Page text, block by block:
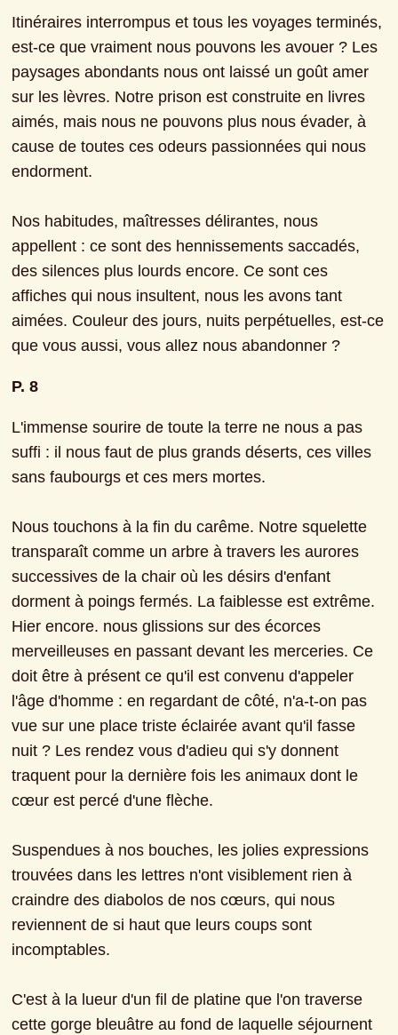
Itinéraires interrompus et tous les voyages terminés,
est-ce que vraiment nous pouvons les avouer ? Les
paysages abondants nous ont laissé un goût amer
sur les lèvres. Notre prison est construite en livres
aimés, mais nous ne pouvons plus nous évader, à
cause de toutes ces odeurs passionnées qui nous
endorment.
Nos habitudes, maîtresses délirantes, nous
appellent : ce sont des hennissements saccadés,
des silences plus lourds encore. Ce sont ces
affiches qui nous insultent, nous les avons tant
aimées. Couleur des jours, nuits perpétuelles, est-ce
que vous aussi, vous allez nous abandonner ?
P. 8
L'immense sourire de toute la terre ne nous a pas
suffi : il nous faut de plus grands déserts, ces villes
sans faubourgs et ces mers mortes.
Nous touchons à la fin du carême. Notre squelette
transparaît comme un arbre à travers les aurores
successives de la chair où les désirs d'enfant
dorment à poings fermés. La faiblesse est extrême.
Hier encore. nous glissions sur des écorces
merveilleuses en passant devant les merceries. Ce
doit être à présent ce qu'il est convenu d'appeler
l'âge d'homme : en regardant de côté, n'a-t-on pas
vue sur une place triste éclairée avant qu'il fasse
nuit ? Les rendez vous d'adieu qui s'y donnent
traquent pour la dernière fois les animaux dont le
cœur est percé d'une flèche.
Suspendues à nos bouches, les jolies expressions
trouvées dans les lettres n'ont visiblement rien à
craindre des diabolos de nos cœurs, qui nous
reviennent de si haut que leurs coups sont
incomptables.
C'est à la lueur d'un fil de platine que l'on traverse
cette gorge bleuâtre au fond de laquelle séjournent